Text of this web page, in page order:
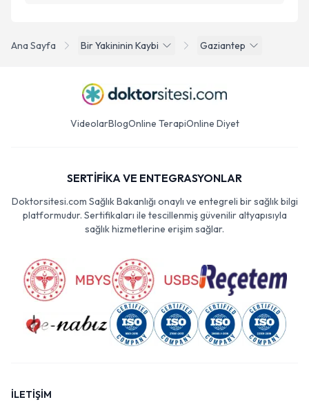
Ana Sayfa Bir Yakininin Kaybi Gaziantep
VideolarBlogOnline TerapiOnline Diyet
SERTİFİKA VE ENTEGRASYONLAR
Doktorsitesi.com Sağlık Bakanlığı onaylı ve entegreli bir sağlık bilgi
platformudur. Sertifikaları ile tescillenmiş güvenilir altyapısıyla
sağlık hizmetlerine erişim sağlar.
İLETİŞİM